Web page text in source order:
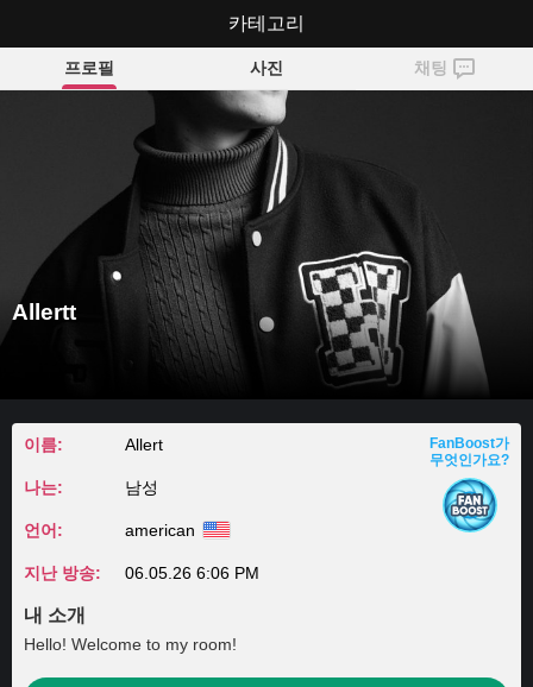
Allertt
프로필 사진 채팅
Allertt
이름: Allert
나는: 남성
언어: american
지난 방송: 06.05.26 6:06 PM
FanBoost가
무엇인가요?
내 소개
Hello! Welcome to my room!
카테고리